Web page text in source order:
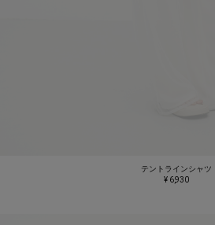
テントラインシャツ
¥ 6,930